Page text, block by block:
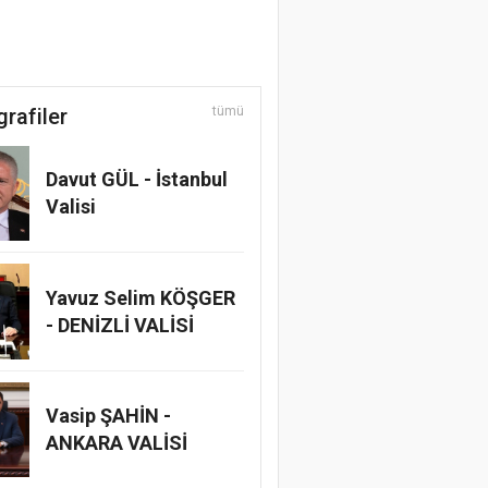
tümü
Davut GÜL - İstanbul
Valisi
Yavuz Selim KÖŞGER
- DENİZLİ VALİSİ
Vasip ŞAHİN -
ANKARA VALİSİ